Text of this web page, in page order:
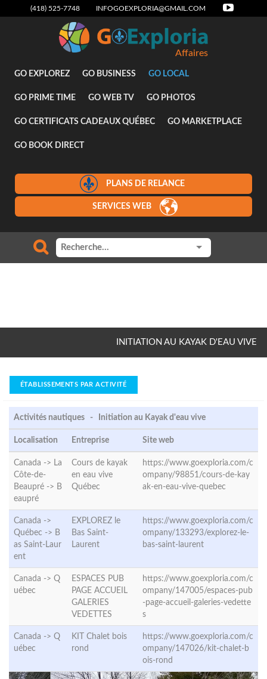
(418) 525-7748 INFOGOEXPLORIA@GMAIL.COM
Affaires
GO EXPLOREZ GO BUSINESS GO LOCAL
GO PRIME TIME GO WEB TV GO PHOTOS
GO CERTIFICATS CADEAUX QUÉBEC GO MARKETPLACE
GO BOOK DIRECT
PLANS DE RELANCE
SERVICES WEB
INITIATION AU KAYAK D'EAU VIVE
ÉTABLISSEMENTS PAR ACTIVITÉ
Activités nautiques - Initiation au Kayak d'eau vive
Localisation Entreprise Site web
Canada -> La
Côte-de-
Beaupré -> B
eaupré
Cours de kayak
en eau vive
Québec
https://www.goexploria.com/c
ompany/98851/cours-de-kay
ak-en-eau-vive-quebec
Canada ->
Québec -> B
as Saint-Laur
ent
EXPLOREZ le
Bas Saint-
Laurent
https://www.goexploria.com/c
ompany/133293/explorez-le-
bas-saint-laurent
Canada -> Q
uébec
ESPACES PUB
PAGE ACCUEIL
GALERIES
VEDETTES
https://www.goexploria.com/c
ompany/147005/espaces-pub
-page-accueil-galeries-vedette
s
Canada -> Q
uébec
KIT Chalet bois
rond
https://www.goexploria.com/c
ompany/147026/kit-chalet-b
ois-rond